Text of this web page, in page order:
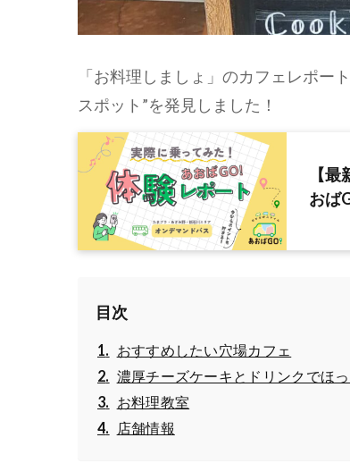
「お料理しましょ」のカフェレポー
スポット”を発見しました！
【
おば
目次
おすすめしたい穴場カフェ
濃厚チーズケーキとドリンクでほ
お料理教室
店舗情報